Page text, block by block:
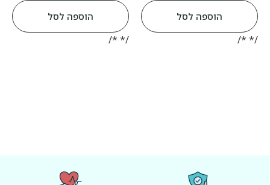
הוספה לסל
/* */
הוספה לסל
/* */